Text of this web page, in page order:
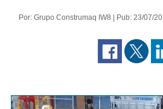
Por: Grupo Construmaq IW8 | Pub: 23/07/